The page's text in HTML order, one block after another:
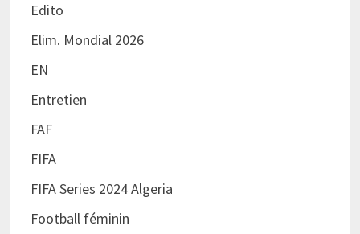
Edito
Elim. Mondial 2026
EN
Entretien
FAF
FIFA
FIFA Series 2024 Algeria
Football féminin